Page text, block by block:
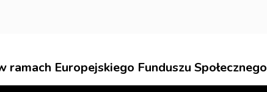
Europejskiego Funduszu Społecznego